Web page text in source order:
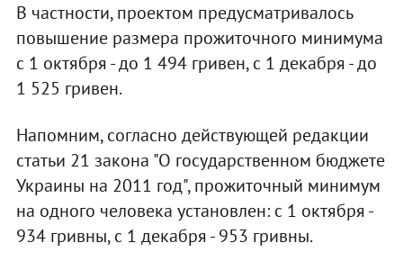
В частности, проектом предусматривалось
повышение размера прожиточного минимума
с 1 октября - до 1 494 гривен, с 1 декабря - до
1 525 гривен.
Напомним, согласно действующей редакции
статьи 21 закона "О государственном бюджете
Украины на 2011 год", прожиточный минимум
на одного человека установлен: с 1 октября -
934 гривны, с 1 декабря - 953 гривны.